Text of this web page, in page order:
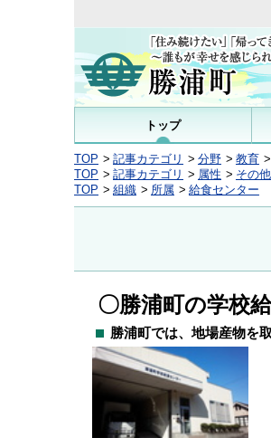
トップ
TOP 記事カテゴリ 分野 教育
TOP
記事カテゴリ 属性
その
TOP
組織 所属 給食センター
〇勝浦町の学校
勝浦町では、地場産物を